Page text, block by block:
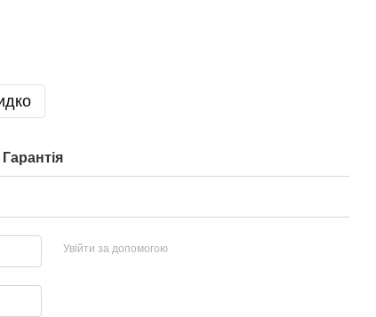
Гарантія
Увійти за допомогою